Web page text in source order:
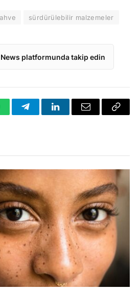
sürdürülebilir malzemeler
platformunda takip edin
TelegramLinkedInE-